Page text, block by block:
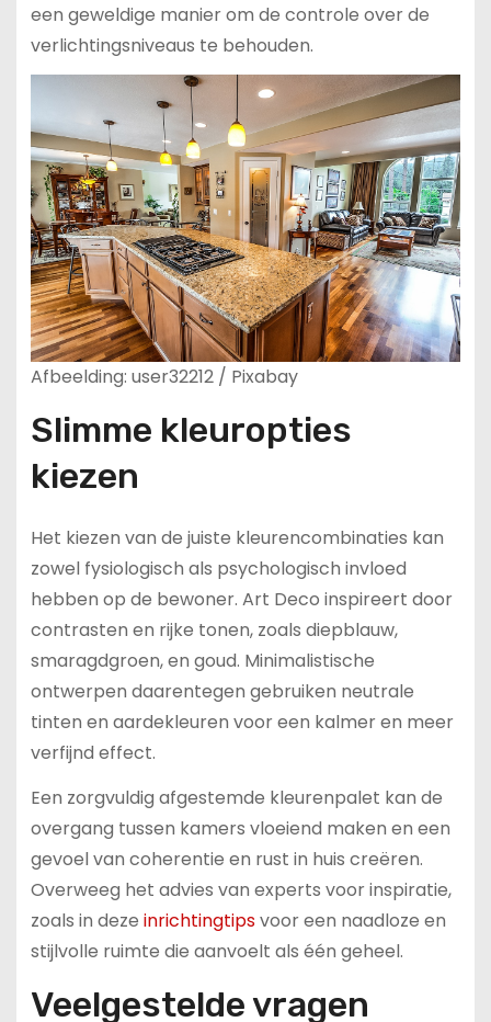
een geweldige manier om de controle over de
verlichtingsniveaus te behouden.
Afbeelding: user32212 / Pixabay
Slimme kleuropties
kiezen
Het kiezen van de juiste kleurencombinaties kan
zowel fysiologisch als psychologisch invloed
hebben op de bewoner. Art Deco inspireert door
contrasten en rijke tonen, zoals diepblauw,
smaragdgroen, en goud. Minimalistische
ontwerpen daarentegen gebruiken neutrale
tinten en aardekleuren voor een kalmer en meer
verfijnd effect.
Een zorgvuldig afgestemde kleurenpalet kan de
overgang tussen kamers vloeiend maken en een
gevoel van coherentie en rust in huis creëren.
Overweeg het advies van experts voor inspiratie,
zoals in deze inrichtingtipsvoor een naadloze en
stijlvolle ruimte die aanvoelt als één geheel.
Veelgestelde vragen